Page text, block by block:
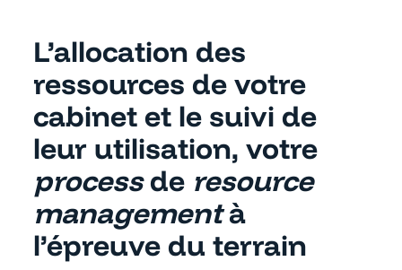
L’allocation des
ressources de votre
cabinet et le suivi de
leur utilisation, votre
processde resource
managementà
l’épreuve du terrain